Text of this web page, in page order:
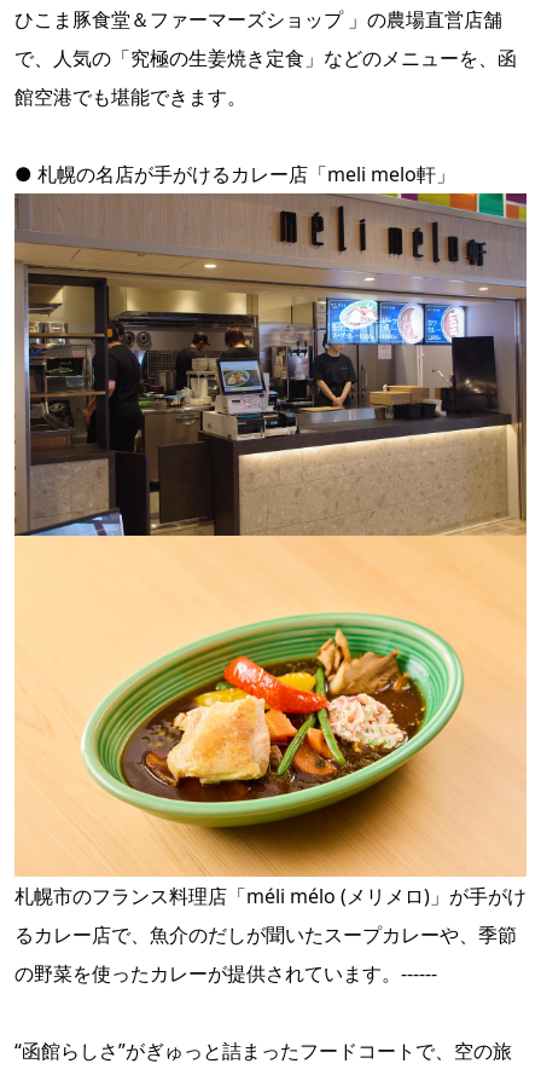
ひこま豚食堂＆ファーマーズショップ 」の農場直営店舗
で、人気の「究極の生姜焼き定食」などのメニューを、函
館空港でも堪能できます。
● 札幌の名店が手がけるカレー店「meli melo軒」
札幌市のフランス料理店「méli mélo (メリメロ)」が手がけ
るカレー店で、魚介のだしが聞いたスープカレーや、季節
の野菜を使ったカレーが提供されています。------
“函館らしさ”がぎゅっと詰まったフードコートで、空の旅